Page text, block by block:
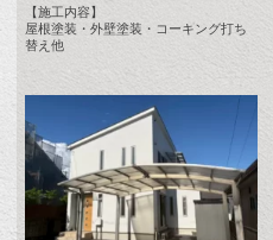
【施工内容】
屋根塗装・外壁塗装・コーキング打ち
替え他